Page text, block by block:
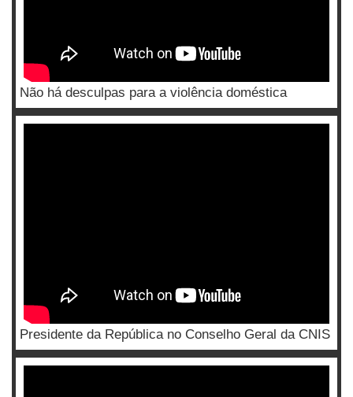
Não há desculpas para a violência doméstica
Presidente da República no Conselho Geral da CNIS